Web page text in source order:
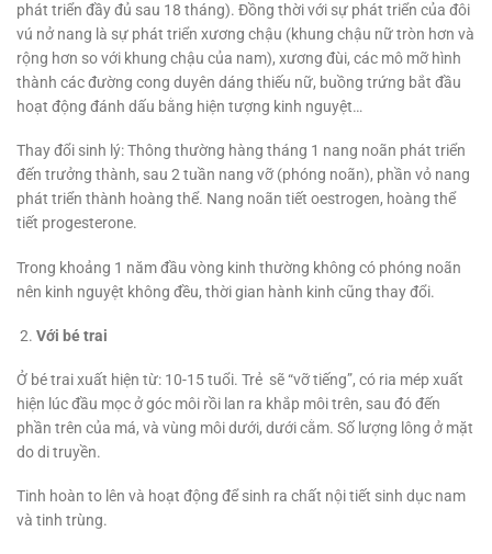
phát triển đầy đủ sau 18 tháng). Đồng thời với sự phát triển của đôi
vú nở nang là sự phát triển xương chậu (khung chậu nữ tròn hơn và
rộng hơn so với khung chậu của nam), xương đùi, các mô mỡ hình
thành các đường cong duyên dáng thiếu nữ, buồng trứng bắt đầu
hoạt động đánh dấu bằng hiện tượng kinh nguyệt…
Thay đổi sinh lý: Thông thường hàng tháng 1 nang noãn phát triển
đến trưởng thành, sau 2 tuần nang vỡ (phóng noãn), phần vỏ nang
phát triển thành hoàng thể. Nang noãn tiết oestrogen, hoàng thể
tiết progesterone.
Trong khoảng 1 năm đầu vòng kinh thường không có phóng noãn
nên kinh nguyệt không đều, thời gian hành kinh cũng thay đổi.
Với bé trai
Ở bé trai xuất hiện từ: 10-15 tuổi. Trẻ sẽ “vỡ tiếng”, có ria mép xuất
hiện lúc đầu mọc ở góc môi rồi lan ra khắp môi trên, sau đó đến
phần trên của má, và vùng môi dưới, dưới cằm. Số lượng lông ở mặt
do di truyền.
Tinh hoàn to lên và hoạt động để sinh ra chất nội tiết sinh dục nam
và tinh trùng.